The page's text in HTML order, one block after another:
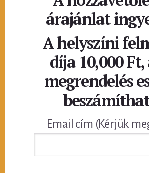
árajánlat
A helyszíni
díja 10,000
megrendelés
Email cím (Kérjük